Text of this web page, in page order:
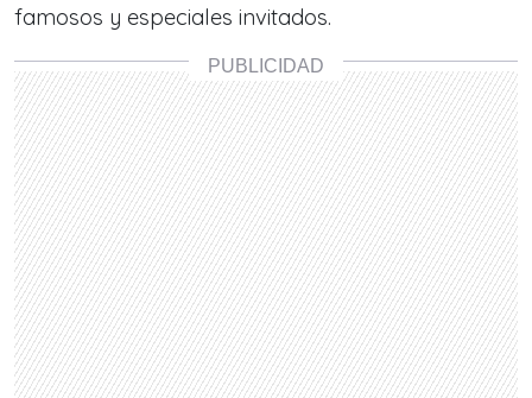
famosos y especiales invitados.